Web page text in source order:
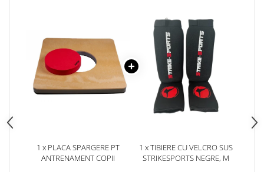
PRE-Workout
Ardere/Slabire
Creatina
Vitamine/Minerale
Medicina Sportiva/Recuperare
1 x PLACA SPARGERE PT
ANTRENAMENT COPII
1 x TIBIERE CU VELCRO SUS
STRIKESPORTS NEGRE, M